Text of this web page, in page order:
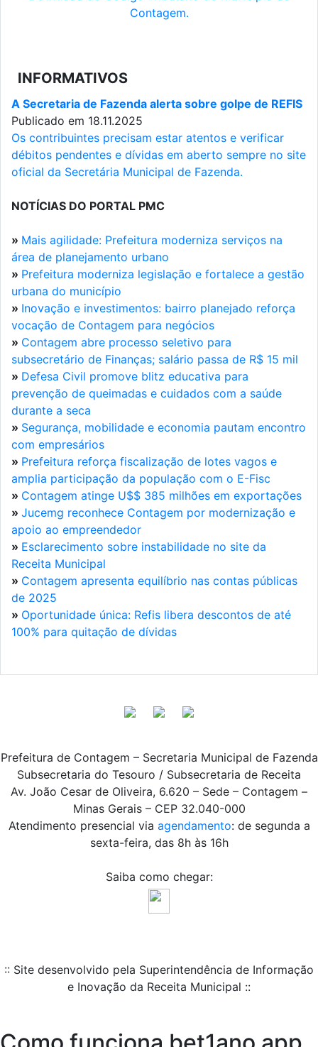
Contagem.
INFORMATIVOS
A Secretaria de Fazenda alerta sobre golpe de REFIS
Publicado em 18.11.2025
Os contribuintes precisam estar atentos e verificar
débitos pendentes e dívidas em aberto sempre no site
oficial da Secretária Municipal de Fazenda.
NOTÍCIAS DO PORTAL PMC
» Mais agilidade: Prefeitura moderniza serviços na
área de planejamento urbano
» Prefeitura moderniza legislação e fortalece a gestão
urbana do município
» Inovação e investimentos: bairro planejado reforça
vocação de Contagem para negócios
» Contagem abre processo seletivo para
subsecretário de Finanças; salário passa de R$ 15 mil
» Defesa Civil promove blitz educativa para
prevenção de queimadas e cuidados com a saúde
durante a seca
» Segurança, mobilidade e economia pautam encontro
com empresários
» Prefeitura reforça fiscalização de lotes vagos e
amplia participação da população com o E-Fisc
» Contagem atinge U$$ 385 milhões em exportações
» Jucemg reconhece Contagem por modernização e
apoio ao empreendedor
» Esclarecimento sobre instabilidade no site da
Receita Municipal
» Contagem apresenta equilíbrio nas contas públicas
de 2025
» Oportunidade única: Refis libera descontos de até
100% para quitação de dívidas
Prefeitura de Contagem – Secretaria Municipal de Fazenda
Subsecretaria do Tesouro / Subsecretaria de Receita
Av. João Cesar de Oliveira, 6.620 – Sede – Contagem –
Minas Gerais – CEP 32.040-000
Atendimento presencial via agendamento: de segunda a
sexta-feira, das 8h às 16h
Saiba como chegar:
:: Site desenvolvido pela Superintendência de Informação
e Inovação da Receita Municipal ::